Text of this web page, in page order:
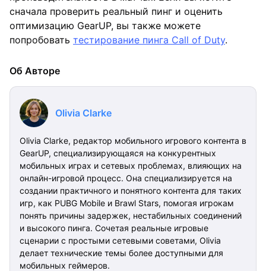
сначала проверить реальный пинг и оценить
оптимизацию GearUP, вы также можете
попробовать тестирование пинга Call of Duty.
Об Авторе
Olivia Clarke
Olivia Clarke, редактор мобильного игрового контента в
GearUP, специализирующаяся на конкурентных
мобильных играх и сетевых проблемах, влияющих на
онлайн-игровой процесс. Она специализируется на
создании практичного и понятного контента для таких
игр, как PUBG Mobile и Brawl Stars, помогая игрокам
понять причины задержек, нестабильных соединений
и высокого пинга. Сочетая реальные игровые
сценарии с простыми сетевыми советами, Olivia
делает технические темы более доступными для
мобильных геймеров.